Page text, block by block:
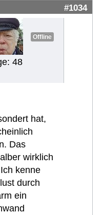
#1034
Offline
48
hat,
Das
wirklich
kenne
durch
ein